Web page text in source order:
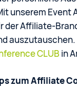
unserem Event
der Affiliate-
CLUB in
zum Affiliate